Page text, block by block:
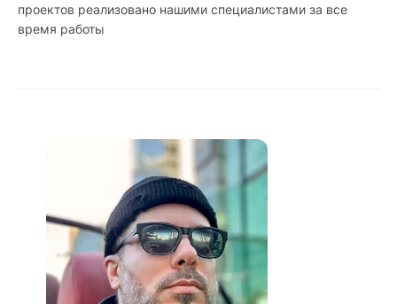
проектов реализовано нашими специалистами за все
время работы